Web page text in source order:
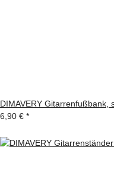
DIMAVERY Gitarrenfußbank,
6,90 € *